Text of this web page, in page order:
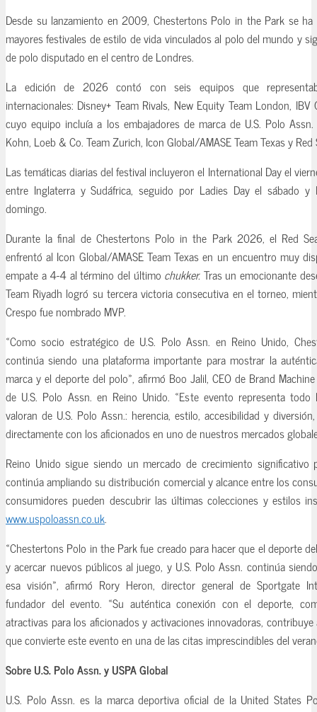
Desde su lanzamiento en 2009, Chestertons Polo in the Park se
mayores festivales de estilo de vida vinculados al polo del mundo y
de polo disputado en el centro de Londres.
La edición de 2026 contó con seis equipos que
internacionales: Disney+ Team Rivals, New Equity Team London,
cuyo equipo incluía a los embajadores de marca de U.S. Polo
Kohn, Loeb & Co. Team Zurich, Icon Global/AMASE Team Texas y Red
Las temáticas diarias del festival incluyeron el International Day el
entre Inglaterra y Sudáfrica, seguido por Ladies Day el sábado y
domingo.
Durante la final de Chestertons Polo in the Park 2026, el Red
enfrentó al Icon Global/AMASE Team Texas en un encuentro muy
empate a 4-4 al término del último chukker.Tras un emocionante
Team Riyadh logró su tercera victoria consecutiva en el torneo,
Crespo fue nombrado MVP.
«Como socio estratégico de U.S. Polo Assn. en Reino Unido,
continúa siendo una plataforma importante para mostrar la
marca y el deporte del polo», afirmó Boo Jalil, CEO de Brand
de U.S. Polo Assn. en Reino Unido. «Este evento representa
valoran de U.S. Polo Assn.: herencia, estilo, accesibilidad y
directamente con los aficionados en uno de nuestros mercados
Reino Unido sigue siendo un mercado de crecimiento significativo
continúa ampliando su distribución comercial y alcance entre los
consumidores pueden descubrir las últimas colecciones y estilos
www.uspoloassn.co.uk.
«Chestertons Polo in the Park fue creado para hacer que el deporte
y acercar nuevos públicos al juego, y U.S. Polo Assn. continúa
esa visión», afirmó Rory Heron, director general de Sportgate
fundador del evento. «Su auténtica conexión con el deporte,
atractivas para los aficionados y activaciones innovadoras,
que convierte este evento en una de las citas imprescindibles del
Sobre U.S. Polo Assn. y USPA Global
U.S. Polo Assn. es la marca deportiva oficial de la United States